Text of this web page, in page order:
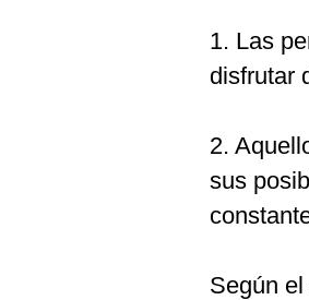
1. Las
disfrutar
2.
sus
Según